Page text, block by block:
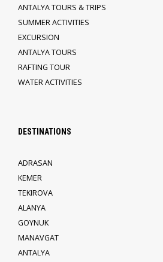
ANTALYA TOURS & TRIPS
SUMMER ACTIVITIES
EXCURSION
ANTALYA TOURS
RAFTING TOUR
WATER ACTIVITIES
DESTINATIONS
ADRASAN
KEMER
TEKIROVA
ALANYA
GOYNUK
MANAVGAT
ANTALYA